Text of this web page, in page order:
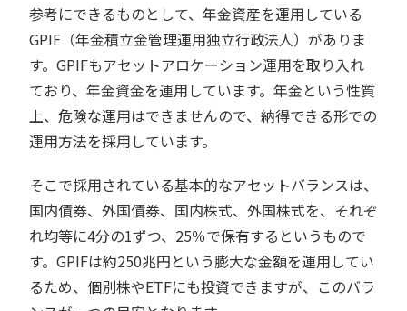
参考にできるものとして、年金資産を運用している
GPIF（年金積立金管理運用独立行政法人）がありま
す。GPIFもアセットアロケーション運用を取り入れ
ており、年金資金を運用しています。年金という性質
上、危険な運用はできませんので、納得できる形での
運用方法を採用しています。
そこで採用されている基本的なアセットバランスは、
国内債券、外国債券、国内株式、外国株式を、それぞ
れ均等に4分の1ずつ、25％で保有するというもので
す。GPIFは約250兆円という膨大な金額を運用してい
るため、個別株やETFにも投資できますが、このバラ